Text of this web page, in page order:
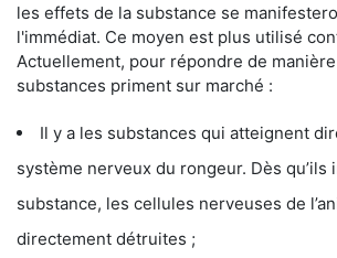
les effets de la substance se
l'immédiat. Ce moyen est plus utilisé
Actuellement, pour répondre de
substances priment sur marché :
Il y a les substances qui atteignent
système nerveux du rongeur. Dès qu’ils
substance, les cellules nerveuses de
directement détruites ;